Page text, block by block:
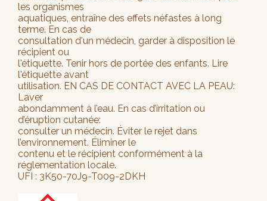
les organismes
aquatiques, entraîne des effets néfastes à long
terme. En cas de
consultation d'un médecin, garder à disposition le
récipient ou
l'étiquette. Tenir hors de portée des enfants. Lire
l'étiquette avant
utilisation. EN CAS DE CONTACT AVEC LA PEAU:
Laver
abondamment à l’eau. En cas d’irritation ou
d’éruption cutanée:
consulter un médecin. Éviter le rejet dans
l’environnement. Éliminer le
contenu et le récipient conformément à la
réglementation locale.
UFI : 3K50-70J9-T009-2DKH